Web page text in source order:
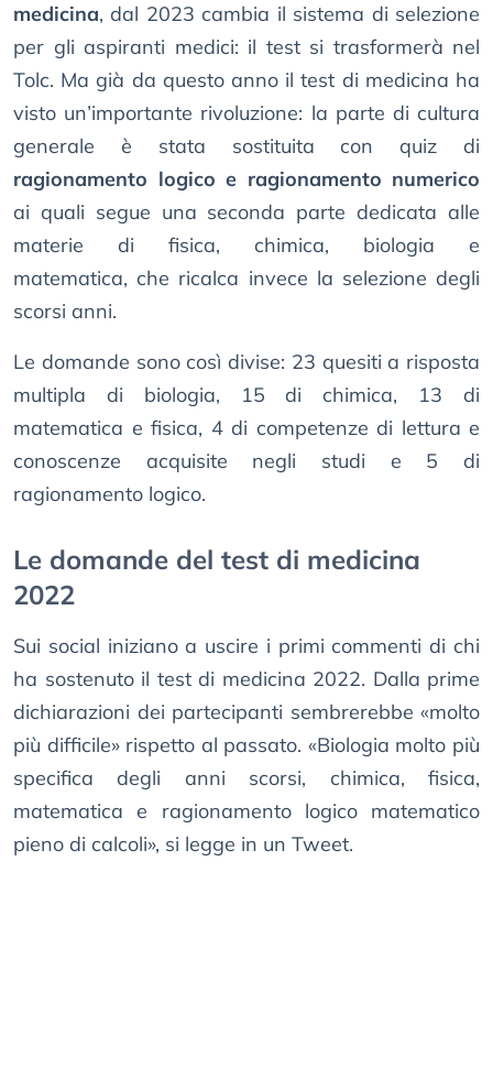
medicina, dal 2023 cambia il sistema di selezione
per gli aspiranti medici: il test si trasformerà nel
Tolc. Ma già da questo anno il test di medicina ha
visto un’importante rivoluzione: la parte di cultura
generale è stata sostituita con quiz di
ragionamento logico e ragionamento numerico
ai quali segue una seconda parte dedicata alle
materie di fisica, chimica, biologia e
matematica, che ricalca invece la selezione degli
scorsi anni.
Le domande sono così divise: 23 quesiti a risposta
multipla di biologia, 15 di chimica, 13 di
matematica e fisica, 4 di competenze di lettura e
conoscenze acquisite negli studi e 5 di
ragionamento logico.
Le domande del test di medicina
2022
Sui social iniziano a uscire i primi commenti di chi
ha sostenuto il test di medicina 2022. Dalla prime
dichiarazioni dei partecipanti sembrerebbe «molto
più difficile» rispetto al passato. «Biologia molto più
specifica degli anni scorsi, chimica, fisica,
matematica e ragionamento logico matematico
pieno di calcoli», si legge in un Tweet.